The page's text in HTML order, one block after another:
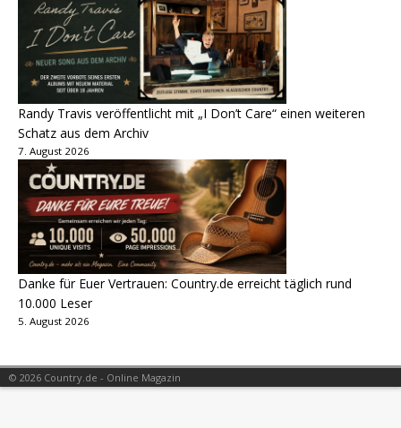
Randy Travis veröffentlicht mit „I Don’t Care“ einen weiteren
Schatz aus dem Archiv
7. August 2026
Danke für Euer Vertrauen: Country.de erreicht täglich rund
10.000 Leser
5. August 2026
© 2026 Country.de - Online Magazin